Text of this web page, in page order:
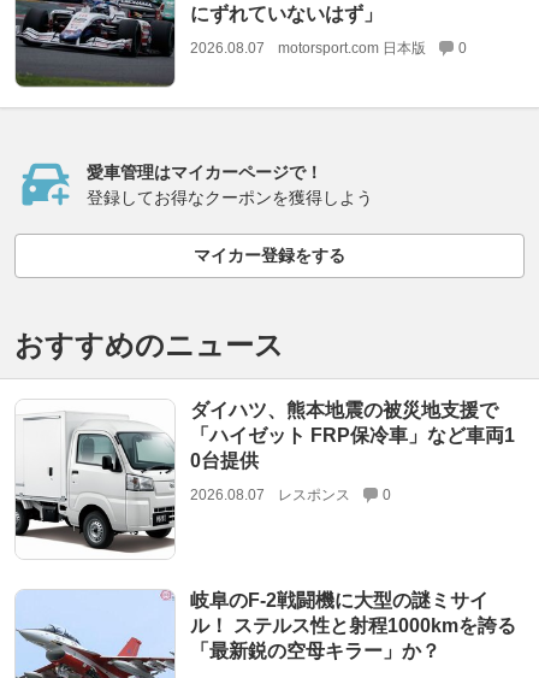
にずれていないはず」
2026.08.07 motorsport.com 日本版 0
愛車管理はマイカーページで！
登録してお得なクーポンを獲得しよう
マイカー登録をする
おすすめのニュース
ダイハツ、熊本地震の被災地支援で
「ハイゼット FRP保冷車」など車両1
0台提供
2026.08.07 レスポンス 0
岐阜のF-2戦闘機に大型の謎ミサイ
ル！ ステルス性と射程1000kmを誇る
「最新鋭の空母キラー」か？